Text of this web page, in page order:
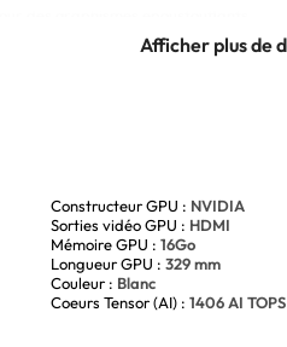
Constructeur GPU : NVIDIA
Sorties vidéo GPU : HDMI
Mémoire GPU : 16Go
Longueur GPU : 329 mm
Couleur : Blanc
Coeurs Tensor (AI) : 1406 AI TOPS